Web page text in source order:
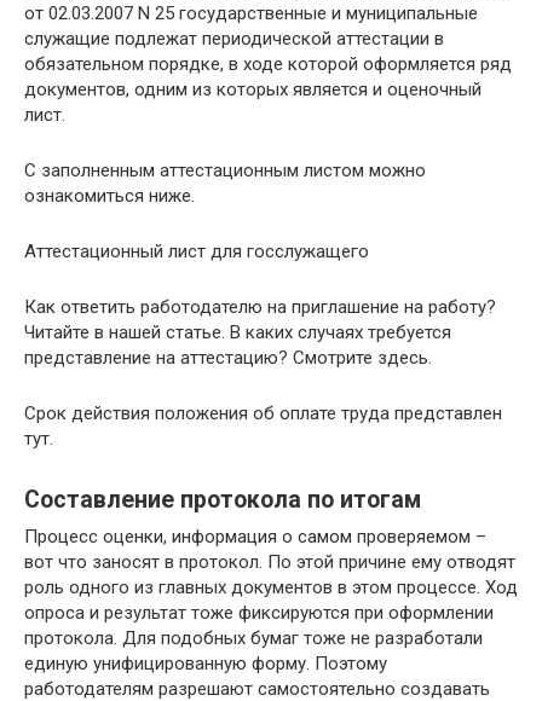
от 02.03.2007 N 25 государственные и муниципальные
служащие подлежат периодической аттестации в
обязательном порядке, в ходе которой оформляется ряд
документов, одним из которых является и оценочный
лист.
С заполненным аттестационным листом можно
ознакомиться ниже.
Аттестационный лист для госслужащего
Как ответить работодателю на приглашение на работу?
Читайте в нашей статье. В каких случаях требуется
представление на аттестацию? Смотрите здесь.
Срок действия положения об оплате труда представлен
тут.
Составление протокола по итогам
Процесс оценки, информация о самом проверяемом –
вот что заносят в протокол. По этой причине ему отводят
роль одного из главных документов в этом процессе. Ход
опроса и результат тоже фиксируются при оформлении
протокола. Для подобных бумаг тоже не разработали
единую унифицированную форму. Поэтому
работодателям разрешают самостоятельно создавать